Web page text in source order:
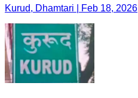
Kurud, Dhamtari | Feb 18, 2026